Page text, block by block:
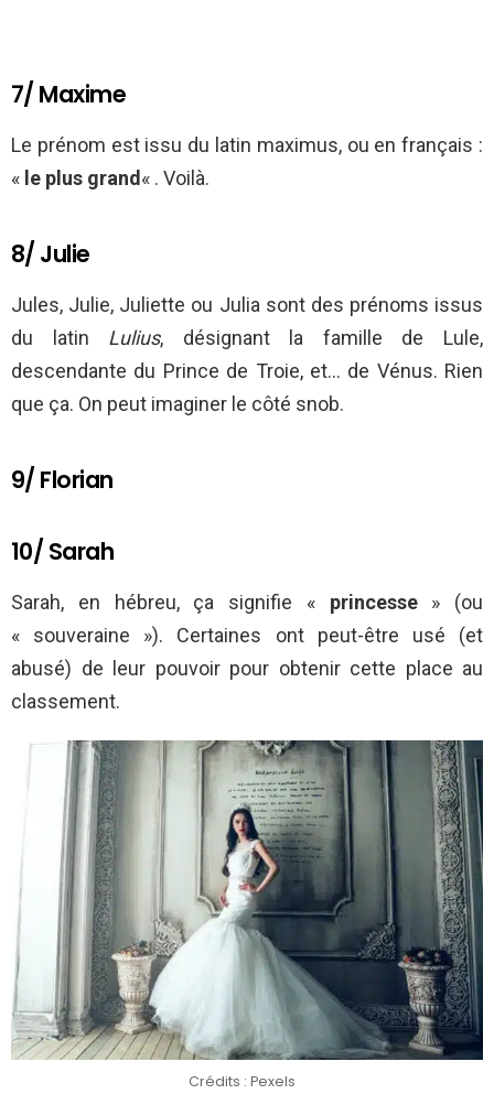
7/ Maxime
Le prénom est issu du latin maximus, ou en français :
« le plus grand« . Voilà.
8/ Julie
Jules, Julie, Juliette ou Julia sont des prénoms issus
du latin Lulius, désignant la famille de Lule,
descendante du Prince de Troie, et… de Vénus. Rien
que ça. On peut imaginer le côté snob.
9/ Florian
10/ Sarah
Sarah, en hébreu, ça signifie « princesse» (ou
« souveraine »). Certaines ont peut-être usé (et
abusé) de leur pouvoir pour obtenir cette place au
classement.
Crédits : Pexels